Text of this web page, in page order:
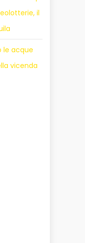
il
le acque
vicenda